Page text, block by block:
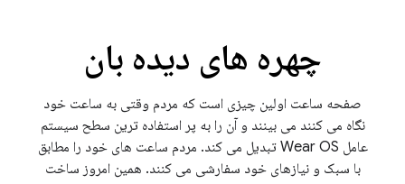
چهره های دیده بان
صفحه ساعت اولین چیزی است که مردم وقتی به ساعت خود
نگاه می کنند می بینند و آن را به پر استفاده ترین سطح سیستم
عامل Wear OS تبدیل می کند. مردم ساعت های خود را مطابق
با سبک و نیازهای خود سفارشی می کنند. همین امروز ساخت